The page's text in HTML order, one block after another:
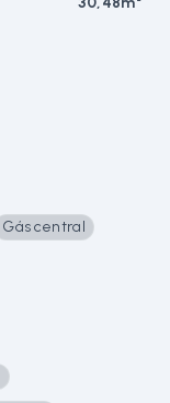
Gás central